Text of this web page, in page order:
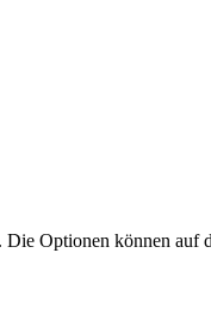
Optionen können auf